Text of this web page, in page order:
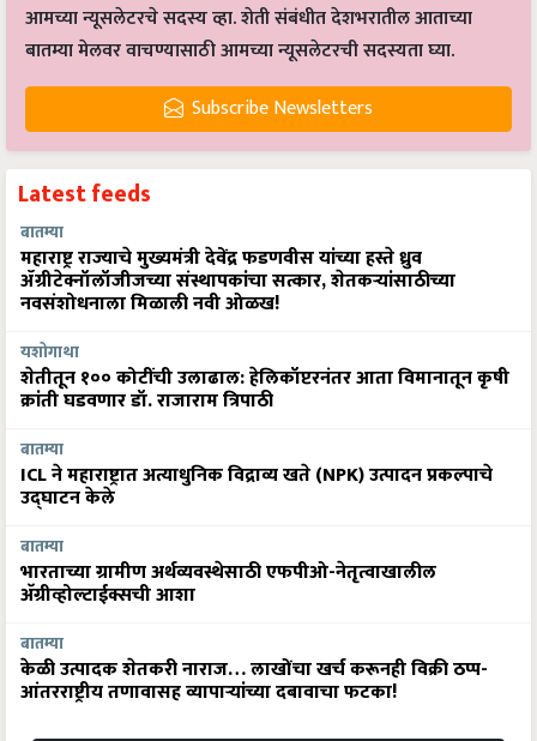
आमच्या न्यूसलेटरचे सदस्य व्हा. शेती संबंधीत देशभरातील आताच्या
बातम्या मेलवर वाचण्यासाठी आमच्या न्यूसलेटरची सदस्यता घ्या.
Subscribe Newsletters
Latest feeds
बातम्या
महाराष्ट्र राज्याचे मुख्यमंत्री देवेंद्र फडणवीस यांच्या हस्ते ध्रुव
ॲग्रीटेक्नॉलॉजीजच्या संस्थापकांचा सत्कार, शेतकऱ्यांसाठीच्या
नवसंशोधनाला मिळाली नवी ओळख!
यशोगाथा
शेतीतून १०० कोटींची उलाढाल: हेलिकॉप्टरनंतर आता विमानातून कृषी
क्रांती घडवणार डॉ. राजाराम त्रिपाठी
बातम्या
ICL ने महाराष्ट्रात अत्याधुनिक विद्राव्य खते (NPK) उत्पादन प्रकल्पाचे
उद्घाटन केले
बातम्या
भारताच्या ग्रामीण अर्थव्यवस्थेसाठी एफपीओ-नेतृत्वाखालील
अ‍ॅग्रीव्होल्टाईक्सची आशा
बातम्या
केळी उत्पादक शेतकरी नाराज… लाखोंचा खर्च करूनही विक्री ठप्प-
आंतरराष्ट्रीय तणावासह व्यापाऱ्यांच्या दबावाचा फटका!